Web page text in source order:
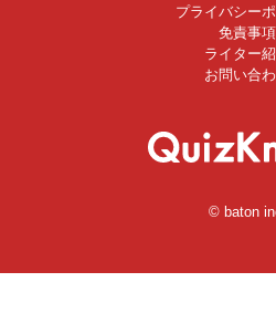
プライバシー
免責事項
ライター
お問い合
© baton